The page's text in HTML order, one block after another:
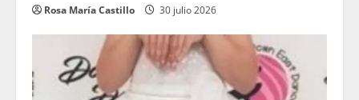
Rosa María Castillo 30 julio 2026